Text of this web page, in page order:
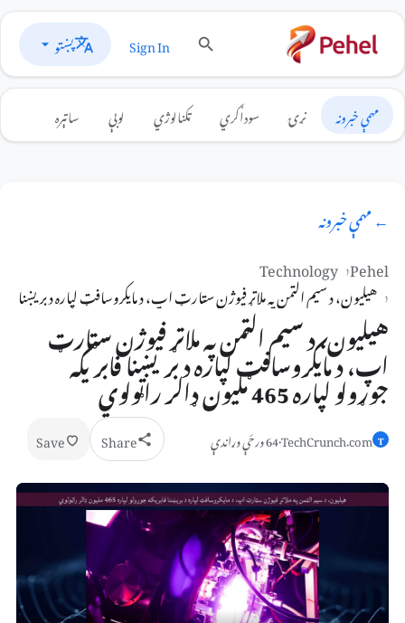
Sign In پښتو
مهمې خبرونه نړۍ سوداګري ټکنالوژي لوبې ساتېره
← مهمې خبرونه
Pehel
Technology
هیلیون، د سیم الټمن په ملاتړ فیوژن سټارټ اپ، د مایکروسافټ لپاره د بریښنا فابریکه جوړولو لپاره
هیلیون، د سیم الټمن په ملاتړ فیوژن سټارټ
اپ، د مایکروسافټ لپاره د بریښنا فابریکه
جوړولو لپاره 465 ملیون ډالر راټولوي
T
TechCrunch.com
·64 ورځې وړاندې Share
Save